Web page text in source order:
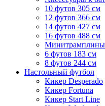
10 футов 305 см
12 футов 366 см
14 футов 427 см
16 футов 488 см
Минитрамплины
6 футов 183 см
8 футов 244 см
Настольный футбол
Кикер Desperado
Кикер Fortuna
Кикер Start Line